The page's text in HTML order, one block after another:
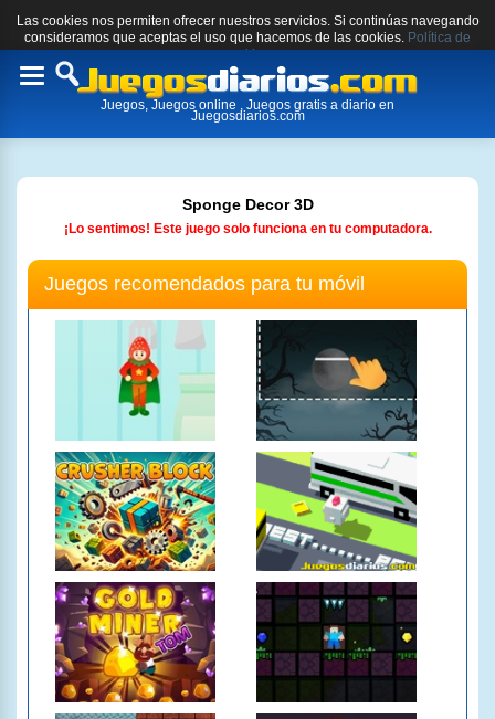
Las cookies nos permiten ofrecer nuestros servicios. Si continúas navegando
consideramos que aceptas el uso que hacemos de las cookies. Política de
cookies.
Toggle
Juegos, Juegos online , Juegos gratis a diario en
Juegosdiarios.com
Sponge Decor 3D
¡Lo sentimos! Este juego solo funciona en tu computadora.
Juegos recomendados para tu móvil